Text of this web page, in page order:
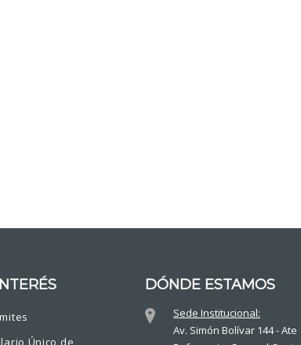
Único de
DÓNDE ESTAMOS
Sede Institucional:
Av. Simón Bolívar 144 - Ate